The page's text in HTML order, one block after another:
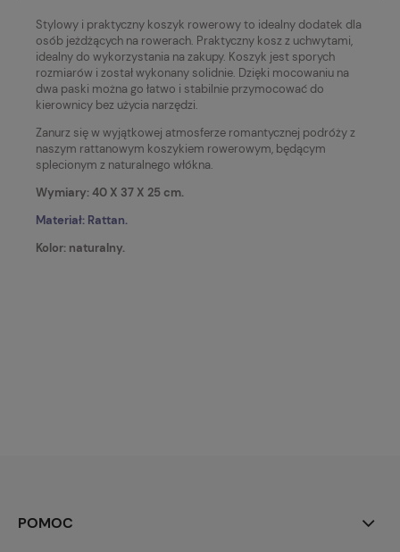
Stylowy i praktyczny koszyk rowerowy to idealny dodatek dla
osób jeżdżących na rowerach. Praktyczny kosz z uchwytami,
idealny do wykorzystania na zakupy. Koszyk jest sporych
rozmiarów i został wykonany solidnie. Dzięki mocowaniu na
dwa paski można go łatwo i stabilnie przymocować do
kierownicy bez użycia narzędzi.
Zanurz się w wyjątkowej atmosferze romantycznej podróży z
naszym rattanowym koszykiem rowerowym, będącym
splecionym z naturalnego włókna.
Wymiary: 40 X 37 X 25 cm.
Materiał: Rattan.
Kolor: naturalny.
POMOC